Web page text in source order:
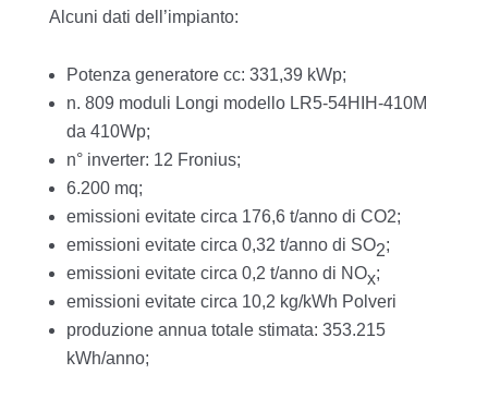
Alcuni dati dell’impianto:
Potenza generatore cc: 331,39 kWp;
n. 809 moduli Longi modello LR5-54HIH-410M
da 410Wp;
n° inverter: 12 Fronius;
6.200 mq;
emissioni evitate circa 176,6 t/anno di CO2;
emissioni evitate circa 0,32 t/anno di SO2;
emissioni evitate circa 0,2 t/anno di NOx;
emissioni evitate circa 10,2 kg/kWh Polveri
produzione annua totale stimata: 353.215
kWh/anno;